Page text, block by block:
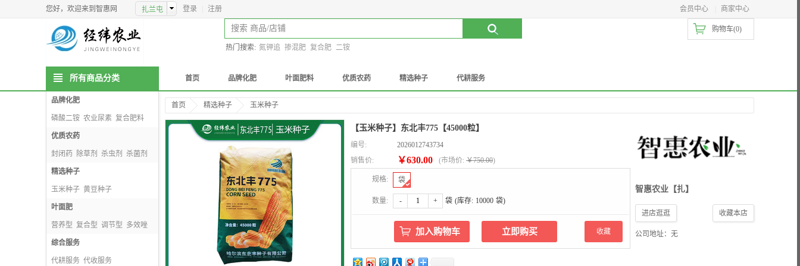
您好，欢迎来到智惠网 登录 注册 会员中心 商家中心
热门搜索: 氮钾追 掺混肥 复合肥 二铵
购物车(0)
所有商品分类 首页 品牌化肥 叶面肥料 优质农药 精选种子 代耕服务
品牌化肥
磷酸二铵 农业尿素 复合肥料
掺混肥料
优质农药
封闭药 除草剂 杀虫剂 杀菌剂
精选种子
玉米种子 黄豆种子
种子包衣剂
叶面肥
营养型 复合型 调节型 多效唑
综合服务
代耕服务 代收服务
首页 精选种子 玉米种子
【玉米种子】东北丰775【45000粒】
编号:
2026012743734
销售价:
￥630.00 (市场价: ￥750.00)
规格: 袋
数量: - + 袋 (库存: 10000 袋)
收藏
智惠农业【扎】
进店逛逛 收藏本店
公司地址：无